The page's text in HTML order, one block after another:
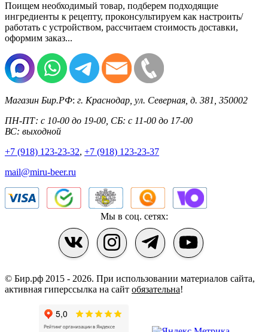
Поищем необходимый товар, подберем подходящие
ингредиенты к рецепту, проконсультируем как настроить/
работать с устройством, рассчитаем стоимость доставки,
оформим заказ...
Магазин Бир.РФ: г. Краснодар, ул. Северная, д. 381, 350002
ПН-ПТ: с 10-00 до 19-00, СБ: с 11-00 до 17-00
ВС: выходной
+7 (918) 123-23-32, +7 (918) 123-23-37
mail@miru-beer.ru
Мы в соц. сетях:
© Бир.рф 2015 - 2026. При использовании материалов сайта,
активная гиперссылка на сайт обязательна!